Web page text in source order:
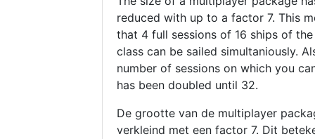
reduced with up to a factor 7. This
that 4 full sessions of 16 ships of
class can be sailed simultaniously.
number of sessions on which you
has been doubled until 32.
De grootte van de multiplayer
verkleind met een factor 7. Dit